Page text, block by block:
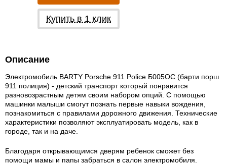
Купить в 1 клик
Описание
Электромобиль BARTY Porsche 911 Police Б005OС (барти порш
911 полиция) - детский транспорт который понравится
разновозрастным детям своим набором опций. С помощью
машинки малыши смогут познать первые навыки вождения,
познакомиться с правилами дорожного движения. Технические
характеристики позволяют эксплуатировать модель, как в
городе, так и на даче.
Благодаря открывающимся дверям ребенок сможет без
помощи мамы и папы забраться в салон электромобиля.